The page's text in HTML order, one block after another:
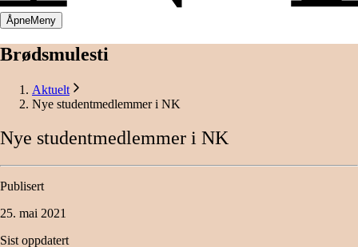
ÅpneMeny
Brødsmulesti
Aktuelt
Nye studentmedlemmer i NK
Nye studentmedlemmer i NK
Publisert
25. mai 2021
Sist oppdatert